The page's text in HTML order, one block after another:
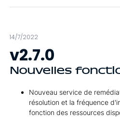
14/7/2022
v2.7.0
Nouvelles
Nouveau service de
résolution et la fréquence
fonction des ressources